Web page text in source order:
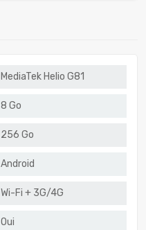
MediaTek Helio G81
8 Go
256 Go
Android
Wi-Fi + 3G/4G
Oui